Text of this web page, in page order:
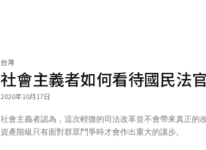
台灣
社會主義者如何看待國民法
2020年10月17日
社會主義者認為，這次輕微的司法改革並不會帶來真正的
資產階級只有面對群眾鬥爭時才會作出重大的讓步。